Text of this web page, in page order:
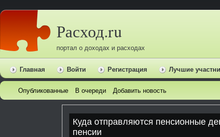
Расход.ru
портал о доходах и расходах
Главная Войти Регистрация Лучшие
Опубликованные В очереди Добавить новость